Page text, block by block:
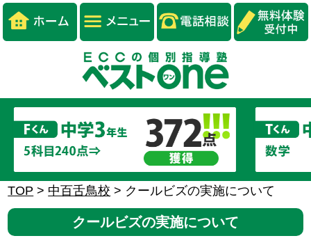
TOP > 中百舌鳥校 > クールビズの実施について
クールビズの実施について